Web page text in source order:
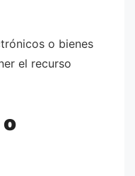
o bienes
el recurso